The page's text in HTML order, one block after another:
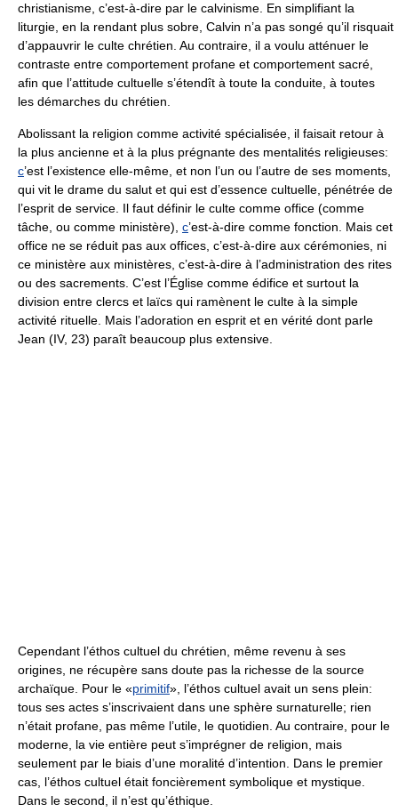
christianisme, c’est-à-dire par le calvinisme. En simplifiant la
liturgie, en la rendant plus sobre, Calvin n’a pas songé qu’il risquait
d’appauvrir le culte chrétien. Au contraire, il a voulu atténuer le
contraste entre comportement profane et comportement sacré,
afin que l’attitude cultuelle s’étendît à toute la conduite, à toutes
les démarches du chrétien.
Abolissant la religion comme activité spécialisée, il faisait retour à
la plus ancienne et à la plus prégnante des mentalités religieuses:
c’est l’existence elle-même, et non l’un ou l’autre de ses moments,
qui vit le drame du salut et qui est d’essence cultuelle, pénétrée de
l’esprit de service. Il faut définir le culte comme office (comme
tâche, ou comme ministère), c’est-à-dire comme fonction. Mais cet
office ne se réduit pas aux offices, c’est-à-dire aux cérémonies, ni
ce ministère aux ministères, c’est-à-dire à l’administration des rites
ou des sacrements. C’est l’Église comme édifice et surtout la
division entre clercs et laïcs qui ramènent le culte à la simple
activité rituelle. Mais l’adoration en esprit et en vérité dont parle
Jean (IV, 23) paraît beaucoup plus extensive.
Cependant l’éthos cultuel du chrétien, même revenu à ses
origines, ne récupère sans doute pas la richesse de la source
archaïque. Pour le «primitif», l’éthos cultuel avait un sens plein:
tous ses actes s’inscrivaient dans une sphère surnaturelle; rien
n’était profane, pas même l’utile, le quotidien. Au contraire, pour le
moderne, la vie entière peut s’imprégner de religion, mais
seulement par le biais d’une moralité d’intention. Dans le premier
cas, l’éthos cultuel était foncièrement symbolique et mystique.
Dans le second, il n’est qu’éthique.